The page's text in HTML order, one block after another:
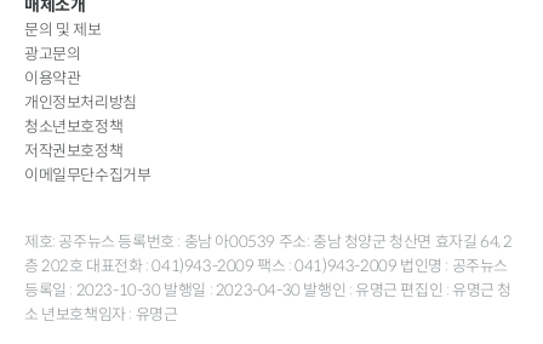
매체소개
문의 및 제보
광고문의
이용약관
개인정보처리방침
청소년보호정책
저작권보호정책
이메일무단수집거부
제호: 공주뉴스 등록번호 : 충남 아00539 주소: 충남 청양군 청산면 효자길 64, 2
층 202호 대표전화 : 041)943-2009 팩스 : 041)943-2009 법인명 : 공주뉴스
등록일 : 2023-10-30 발행일 : 2023-04-30 발행인 : 유명근 편집인 : 유명근 청
소 년보호책임자 : 유명근